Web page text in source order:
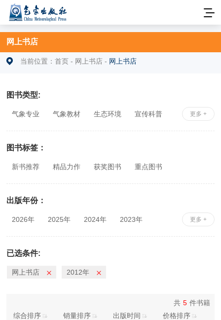
网上书店
当前位置：首页 - 网上书店 - 网上书店
图书类型:
更多 +
气象专业 气象教材 生态环境
宣传科普
图书标签：
新书推荐 精品力作 获奖图书 重点图书
出版年份：
更多 +
2026年 2025年 2024年
2023年
2010年
已选条件:
网上书店 2012年
综合排序 销量排序 出版时间 价格排序
共 5 件书籍